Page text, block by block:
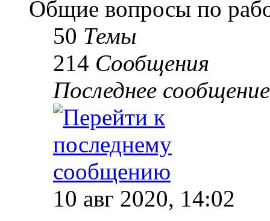
Общие вопросы по
50 Темы
214 Сообщения
Последнее сообщение
10 авг 2020, 14:02